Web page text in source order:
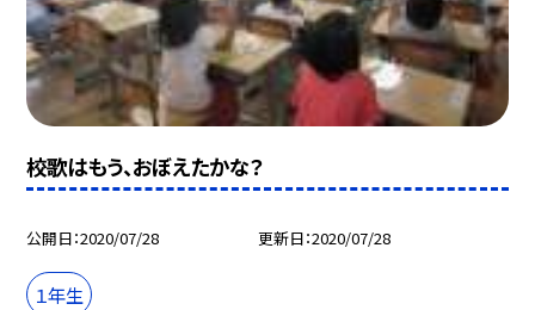
校歌はもう、おぼえたかな？
公開日 2020/07/28 更新日 2020/07/28
１年生